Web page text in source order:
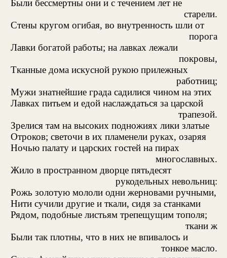
Были бессмертны они и с течением лет не
старели.
Стены кругом огибая, во внутренность шли от
порога
Лавки богатой работы; на лавках лежали
покровы,
Тканные дома искусной рукою прилежных
работниц;
Мужи знатнейшие града садилися чином на этих
Лавках питьем и едой наслаждаться за царской
трапезой.
Зрелися там на высоких подножиях лики златые
Отроков; светочи в их пламенели руках, озаряя
Ночью палату и царских гостей на пирах
многославных.
Жило в пространном дворце пятьдесят
рукодельных невольниц:
Рожь золотую мололи одни жерновами ручными,
Нити сучили другие и ткали, сидя за станками
Рядом, подобные листьям трепещущим тополя;
ткани ж
Были так плотны, что в них не впивалось и
тонкое масло.